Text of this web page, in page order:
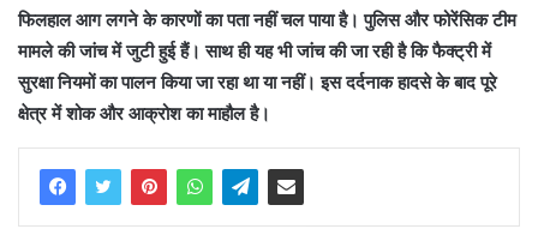
फिलहाल आग लगने के कारणों का पता नहीं चल पाया है। पुलिस और फोरेंसिक टीम
मामले की जांच में जुटी हुई हैं। साथ ही यह भी जांच की जा रही है कि फैक्ट्री में
सुरक्षा नियमों का पालन किया जा रहा था या नहीं। इस दर्दनाक हादसे के बाद पूरे
क्षेत्र में शोक और आक्रोश का माहौल है।